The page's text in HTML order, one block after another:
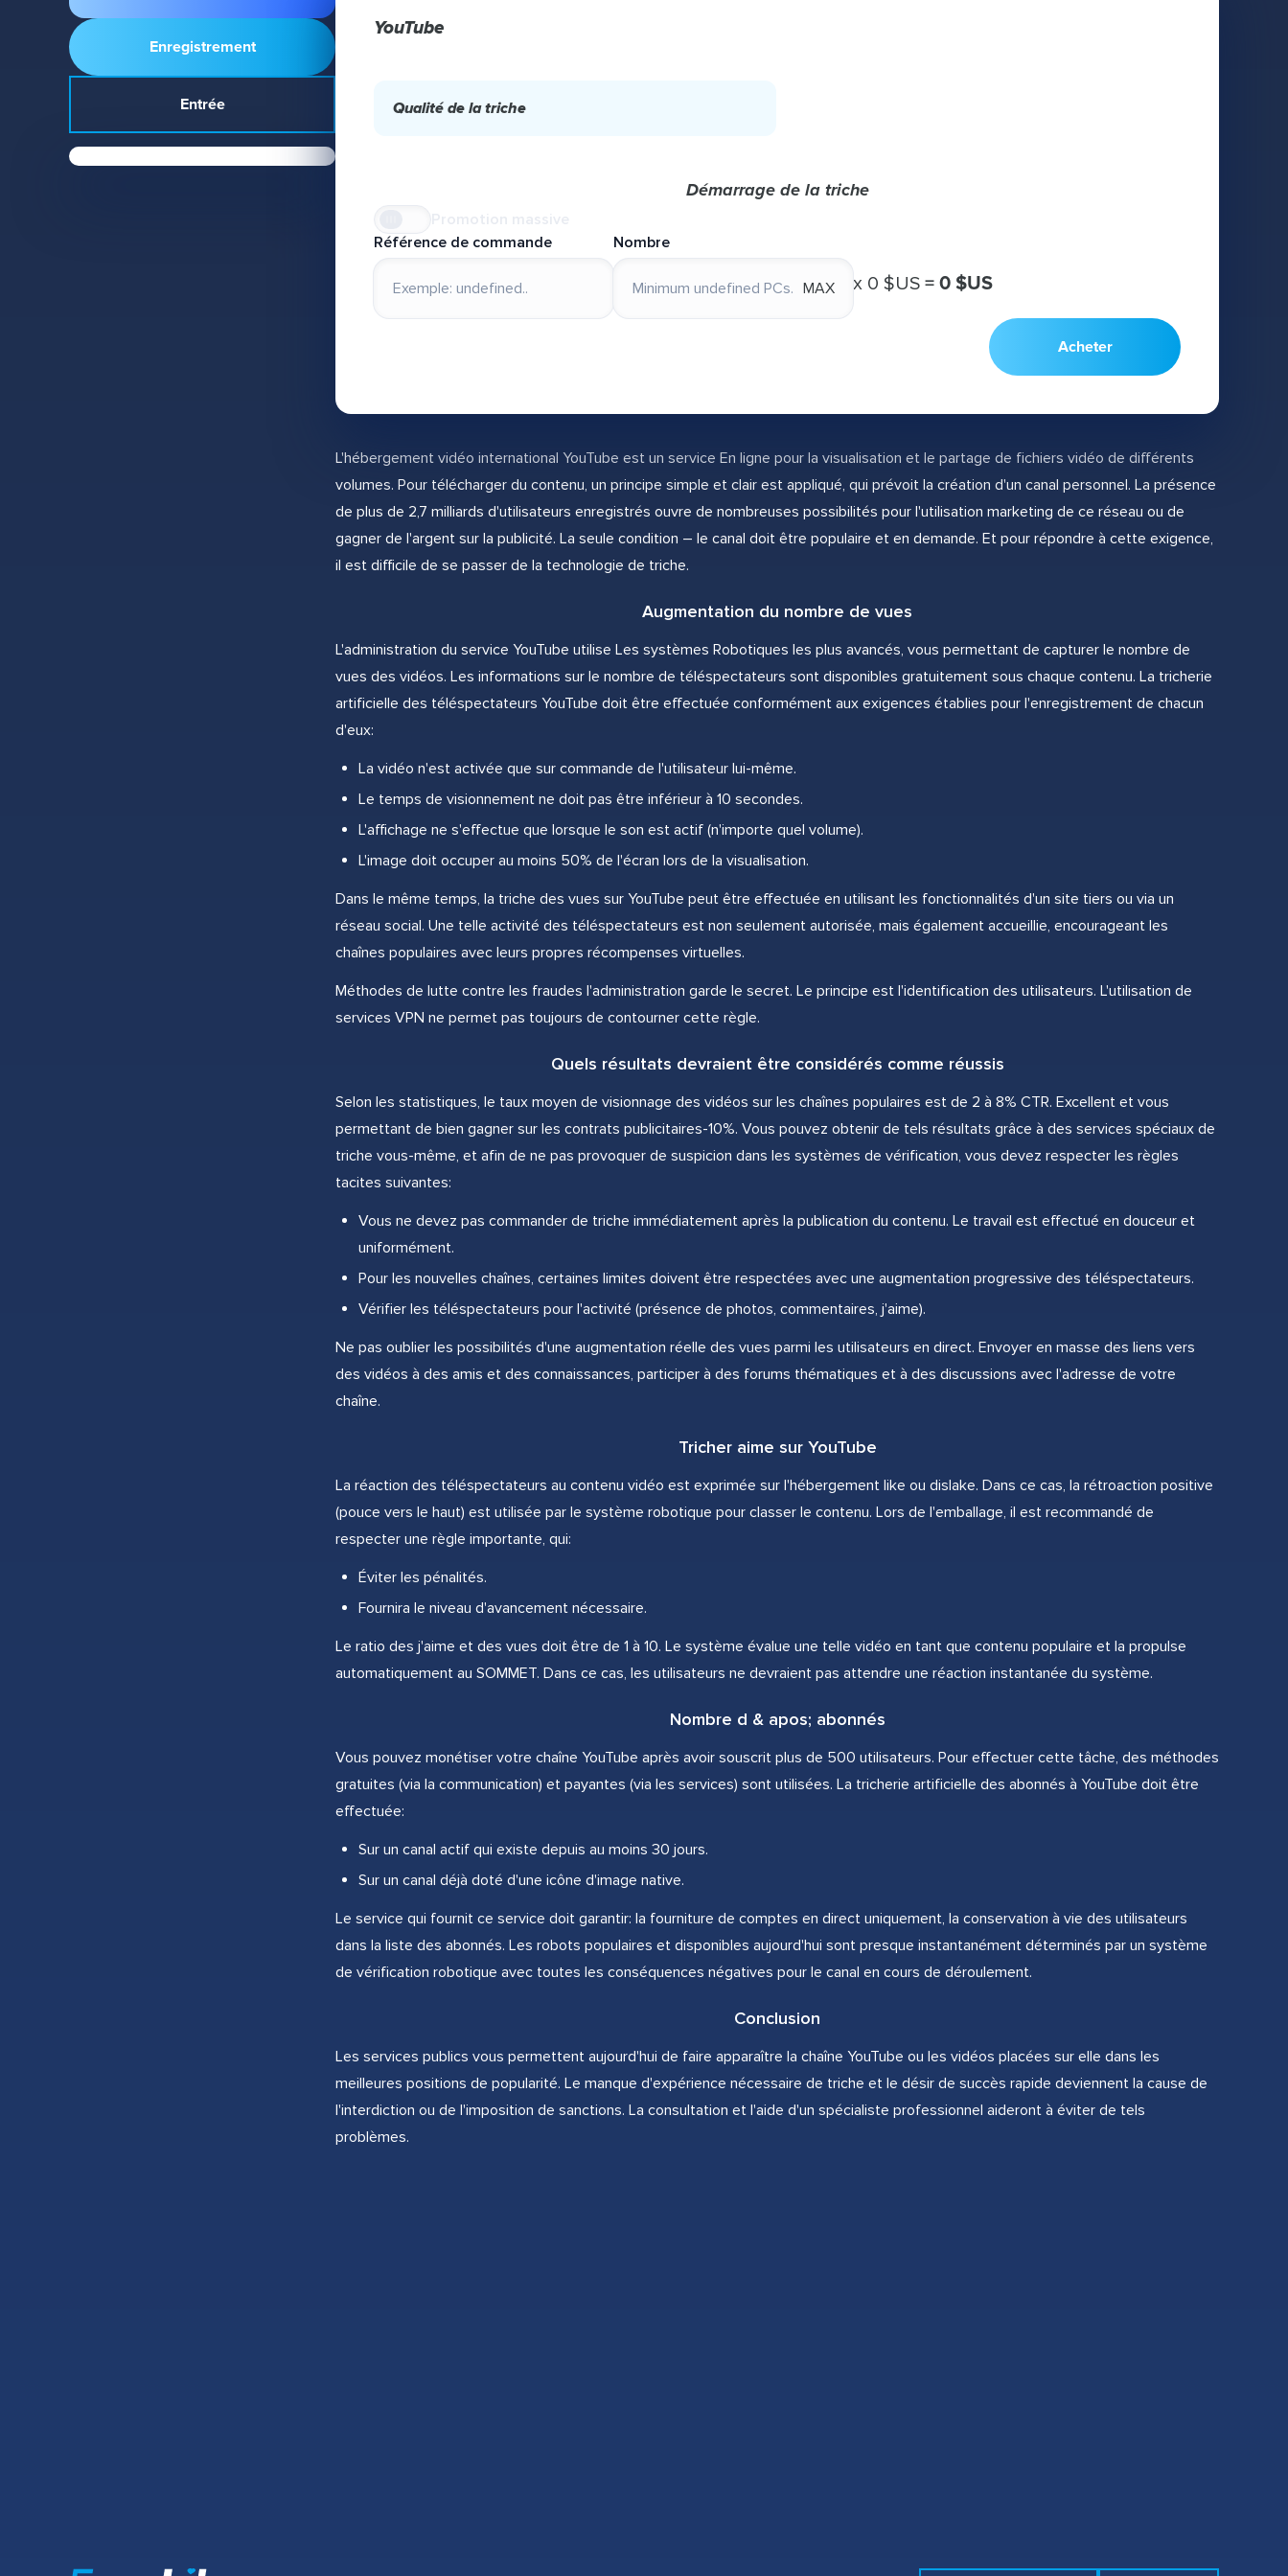
Enregistrement
Entrée
YouTube
Qualité de la triche
Démarrage de la triche
Référence de commande
Nombre
MAX х 0 $US = 0 $US
Acheter
L'hébergement vidéo international YouTube est un service En ligne pour la visualisation et le partage de fichiers vidéo de différents
volumes. Pour télécharger du contenu, un principe simple et clair est appliqué, qui prévoit la création d'un canal personnel. La présence
de plus de 2,7 milliards d'utilisateurs enregistrés ouvre de nombreuses possibilités pour l'utilisation marketing de ce réseau ou de
gagner de l'argent sur la publicité. La seule condition – le canal doit être populaire et en demande. Et pour répondre à cette exigence,
il est difficile de se passer de la technologie de triche.
Augmentation du nombre de vues
L'administration du service YouTube utilise Les systèmes Robotiques les plus avancés, vous permettant de capturer le nombre de
vues des vidéos. Les informations sur le nombre de téléspectateurs sont disponibles gratuitement sous chaque contenu. La tricherie
artificielle des téléspectateurs YouTube doit être effectuée conformément aux exigences établies pour l'enregistrement de chacun
d'eux:
La vidéo n'est activée que sur commande de l'utilisateur lui-même.
Le temps de visionnement ne doit pas être inférieur à 10 secondes.
L'affichage ne s'effectue que lorsque le son est actif (n'importe quel volume).
L'image doit occuper au moins 50% de l'écran lors de la visualisation.
Dans le même temps, la triche des vues sur YouTube peut être effectuée en utilisant les fonctionnalités d'un site tiers ou via un
réseau social. Une telle activité des téléspectateurs est non seulement autorisée, mais également accueillie, encourageant les
chaînes populaires avec leurs propres récompenses virtuelles.
Méthodes de lutte contre les fraudes l'administration garde le secret. Le principe est l'identification des utilisateurs. L'utilisation de
services VPN ne permet pas toujours de contourner cette règle.
Quels résultats devraient être considérés comme réussis
Selon les statistiques, le taux moyen de visionnage des vidéos sur les chaînes populaires est de 2 à 8% CTR. Excellent et vous
permettant de bien gagner sur les contrats publicitaires-10%. Vous pouvez obtenir de tels résultats grâce à des services spéciaux de
triche vous-même, et afin de ne pas provoquer de suspicion dans les systèmes de vérification, vous devez respecter les règles
tacites suivantes:
Vous ne devez pas commander de triche immédiatement après la publication du contenu. Le travail est effectué en douceur et
uniformément.
Pour les nouvelles chaînes, certaines limites doivent être respectées avec une augmentation progressive des téléspectateurs.
Vérifier les téléspectateurs pour l'activité (présence de photos, commentaires, j'aime).
Ne pas oublier les possibilités d'une augmentation réelle des vues parmi les utilisateurs en direct. Envoyer en masse des liens vers
des vidéos à des amis et des connaissances, participer à des forums thématiques et à des discussions avec l'adresse de votre
chaîne.
Tricher aime sur YouTube
La réaction des téléspectateurs au contenu vidéo est exprimée sur l'hébergement like ou dislake. Dans ce cas, la rétroaction positive
(pouce vers le haut) est utilisée par le système robotique pour classer le contenu. Lors de l'emballage, il est recommandé de
respecter une règle importante, qui:
Éviter les pénalités.
Fournira le niveau d'avancement nécessaire.
Le ratio des j'aime et des vues doit être de 1 à 10. Le système évalue une telle vidéo en tant que contenu populaire et la propulse
automatiquement au SOMMET. Dans ce cas, les utilisateurs ne devraient pas attendre une réaction instantanée du système.
Nombre d & apos; abonnés
Vous pouvez monétiser votre chaîne YouTube après avoir souscrit plus de 500 utilisateurs. Pour effectuer cette tâche, des méthodes
gratuites (via la communication) et payantes (via les services) sont utilisées. La tricherie artificielle des abonnés à YouTube doit être
effectuée:
Sur un canal actif qui existe depuis au moins 30 jours.
Sur un canal déjà doté d'une icône d'image native.
Le service qui fournit ce service doit garantir: la fourniture de comptes en direct uniquement, la conservation à vie des utilisateurs
dans la liste des abonnés. Les robots populaires et disponibles aujourd'hui sont presque instantanément déterminés par un système
de vérification robotique avec toutes les conséquences négatives pour le canal en cours de déroulement.
Conclusion
Les services publics vous permettent aujourd'hui de faire apparaître la chaîne YouTube ou les vidéos placées sur elle dans les
meilleures positions de popularité. Le manque d'expérience nécessaire de triche et le désir de succès rapide deviennent la cause de
l'interdiction ou de l'imposition de sanctions. La consultation et l'aide d'un spécialiste professionnel aideront à éviter de tels
problèmes.